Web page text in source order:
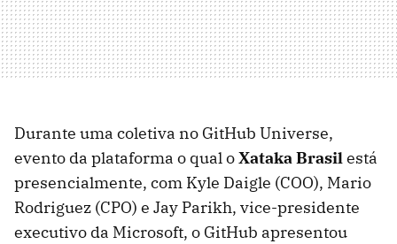
Durante uma coletiva no GitHub Universe,
evento da plataforma o qual oXataka Brasilestá
presencialmente, com Kyle Daigle (COO), Mario
Rodriguez (CPO) e Jay Parikh, vice-presidente
executivo da Microsoft, o GitHub apresentou